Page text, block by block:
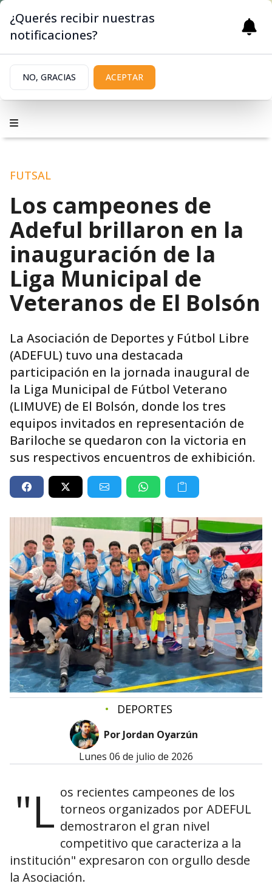
FUTSAL
Los campeones de
Adeful brillaron en la
inauguración de la
Liga Municipal de
Veteranos de El Bolsón
La Asociación de Deportes y Fútbol Libre
(ADEFUL) tuvo una destacada
participación en la jornada inaugural de
la Liga Municipal de Fútbol Veterano
(LIMUVE) de El Bolsón, donde los tres
equipos invitados en representación de
Bariloche se quedaron con la victoria en
sus respectivos encuentros de exhibición.
• DEPORTES
Por Jordan Oyarzún
lunes 06 de julio de 2026
"L os recientes campeones de los
torneos organizados por ADEFUL
demostraron el gran nivel
competitivo que caracteriza a la
institución" expresaron con orgullo desde
la Asociación.
¿Querés recibir nuestras
notificaciones?
NO, GRACIAS ACEPTAR